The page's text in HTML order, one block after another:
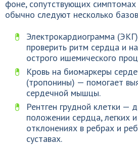
фоне, сопутствующих симптомах
обычно следуют несколько
Электрокардиограмма
проверить ритм сердца и
острого ишемического
Кровь на биомаркеры
(тропонины) — помогает
сердечной мышцы.
Рентген грудной клетки —
положении сердца, легких
отклонениях в ребрах и
суставах.